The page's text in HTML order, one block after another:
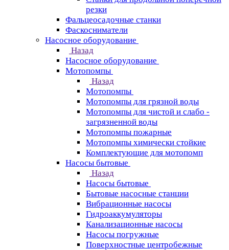
резки
Фальцеосадочные станки
Фаскосниматели
Насосное оборудование
Назад
Насосное оборудование
Мотопомпы
Назад
Мотопомпы
Мотопомпы для грязной воды
Мотопомпы для чистой и слабо -
загрязненной воды
Мотопомпы пожарные
Мотопомпы химически стойкие
Комплектующие для мотопомп
Насосы бытовые
Назад
Насосы бытовые
Бытовые насосные станции
Вибрационные насосы
Гидроаккумуляторы
Канализационные насосы
Насосы погружные
Поверхностные центробежные